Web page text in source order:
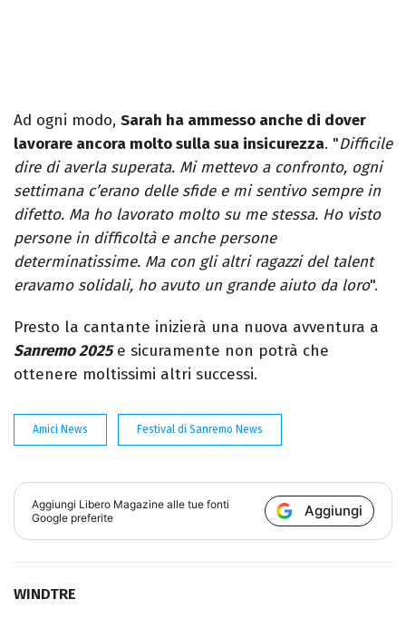
Ad ogni modo, Sarah ha ammesso anche di dover
lavorare ancora molto sulla sua insicurezza. "Difficile
dire di averla superata. Mi mettevo a confronto, ogni
settimana c’erano delle sfide e mi sentivo sempre in
difetto. Ma ho lavorato molto su me stessa. Ho visto
persone in difficoltà e anche persone
determinatissime. Ma con gli altri ragazzi del talent
eravamo solidali, ho avuto un grande aiuto da loro".
Presto la cantante inizierà una nuova avventura a
Sanremo 2025e sicuramente non potrà che
ottenere moltissimi altri successi.
Amici News Festival di Sanremo News
Aggiungi Libero Magazine alle tue fonti
Google preferite
Aggiungi
WINDTRE